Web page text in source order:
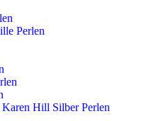
Perlen
Hill Silber Perlen